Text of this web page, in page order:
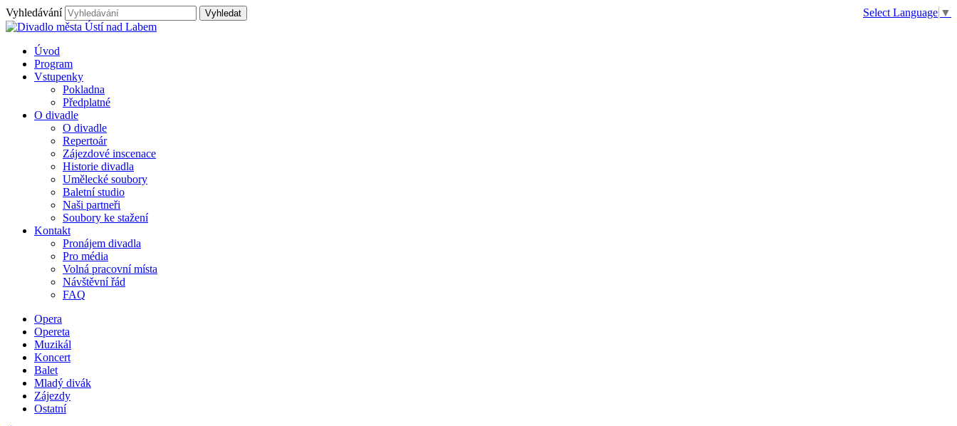
Vyhledávání
Úvod
Program
Vstupenky
Pokladna
Předplatné
O divadle
O divadle
Repertoár
Zájezdové inscenace
Historie divadla
Umělecké soubory
Baletní studio
Naši partneři
Soubory ke stažení
Kontakt
Pronájem divadla
Pro média
Volná pracovní místa
Návštěvní řád
FAQ
Select Language ▼
Opera
Opereta
Muzikál
Koncert
Balet
Mladý divák
Zájezdy
Ostatní